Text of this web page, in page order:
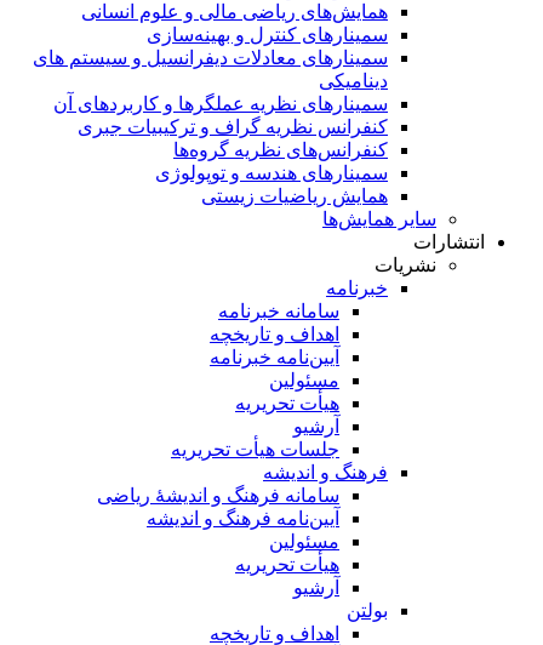
همایش‌های ریاضی مالی و علوم انسانی
سمینارهای کنترل و بهینه‌سازی
سمینارهای معادلات دیفرانسیل و سیستم های
دینامیکی
سمینار‌های نظریه عملگرها و کاربردهای آن
کنفرانس نظریه گراف و ترکیبیات جبری
کنفرانس‌های نظریه گروه‌ها
سمینار‌های هندسه و توپولوژی
همایش ریاضیات زیستی
سایر همایش‌ها
انتشارات
نشریات
خبرنامه
سامانه خبرنامه
اهداف و تاریخچه
آیین‌نامه خبرنامه
مسئولین
هیأت تحریریه
آرشیو
جلسات هیأت تحریریه
فرهنگ و اندیشه
سامانه فرهنگ و اندیشۀ ریاضی
آیین‌نامه فرهنگ و اندیشه
مسئولین
هیأت تحریریه
آرشیو
بولتن
اهداف و تاریخچه